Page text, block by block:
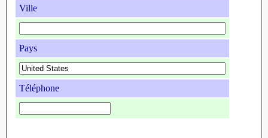
Ville
Pays
Téléphone